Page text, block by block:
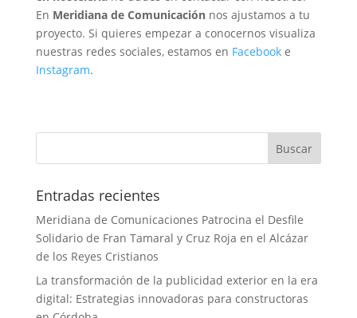
En Meridiana de Comunicaciónnos ajustamos a tu
proyecto. Si quieres empezar a conocernos visualiza
nuestras redes sociales, estamos en Facebooke
Instagram.
Entradas recientes
Meridiana de Comunicaciones Patrocina el Desfile
Solidario de Fran Tamaral y Cruz Roja en el Alcázar
de los Reyes Cristianos
La transformación de la publicidad exterior en la era
digital: Estrategias innovadoras para constructoras